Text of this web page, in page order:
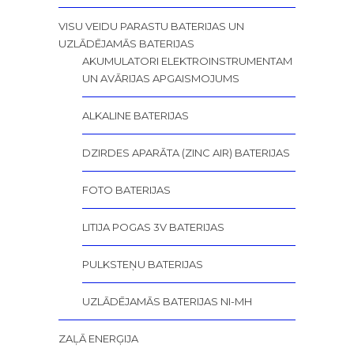
VISU VEIDU PARASTU BATERIJAS UN
UZLĀDĒJAMĀS BATERIJAS
AKUMULATORI ELEKTROINSTRUMENTAM
UN AVĀRIJAS APGAISMOJUMS
ALKALINE BATERIJAS
DZIRDES APARĀTA (ZINC AIR) BATERIJAS
FOTO BATERIJAS
LITIJA POGAS 3V BATERIJAS
PULKSTEŅU BATERIJAS
UZLĀDĒJAMĀS BATERIJAS NI-MH
ZAĻĀ ENERĢIJA